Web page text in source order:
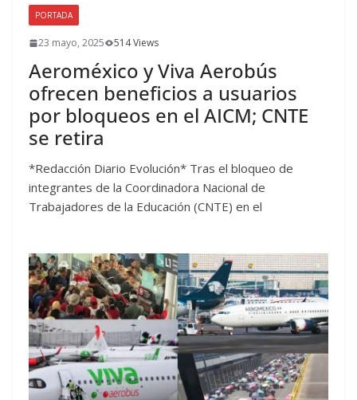
PORTADA
23 mayo, 2025 514 Views
Aeroméxico y Viva Aerobús
ofrecen beneficios a usuarios
por bloqueos en el AICM; CNTE
se retira
*Redacción Diario Evolución* Tras el bloqueo de
integrantes de la Coordinadora Nacional de
Trabajadores de la Educación (CNTE) en el